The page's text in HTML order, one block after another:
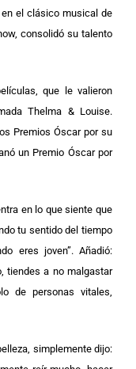
el clásico musical de
consolidó su talento
que le valieron
Thelma & Louise.
Premios Óscar por su
un Premio Óscar por
en lo que siente que
tu sentido del tiempo
eres joven”. Añadió:
tiendes a no malgastar
de personas vitales,
simplemente dijo: